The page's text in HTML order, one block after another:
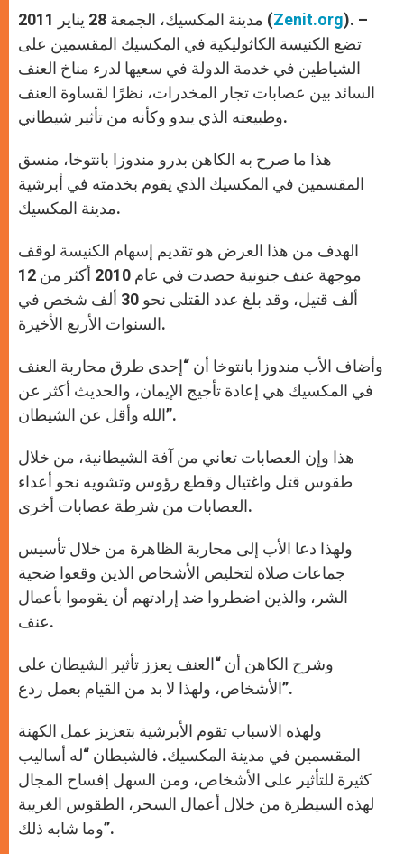
p
p
g
e
r
o
k
r مدينة المكسيك، الجمعة 28 يناير 2011 (Zenit.org). –
تضع الكنيسة الكاثوليكية في المكسيك المقسمين على
الشياطين في خدمة الدولة في سعيها لدرء مناخ العنف
السائد بين عصابات تجار المخدرات، نظرًا لقساوة العنف
وطبيعته الذي يبدو وكأنه من تأثير شيطاني.
هذا ما صرح به الكاهن بدرو مندوزا بانتوخا، منسق
المقسمين في المكسيك الذي يقوم بخدمته في أبرشية
مدينة المكسيك.
الهدف من هذا العرض هو تقديم إسهام الكنيسة لوقف
موجهة عنف جنونية حصدت في عام 2010 أكثر من 12
ألف قتيل، وقد بلغ عدد القتلى نحو 30 ألف شخص في
السنوات الأربع الأخيرة.
وأضاف الأب مندوزا بانتوخا أن “إحدى طرق محاربة العنف
في المكسيك هي إعادة تأجيج الإيمان، والحديث أكثر عن
الله وأقل عن الشيطان”.
هذا وإن العصابات تعاني من آفة الشيطانية، من خلال
طقوس قتل واغتيال وقطع رؤوس وتشويه نحو أعداء
العصابات من شرطة عصابات أخرى.
ولهذا دعا الأب إلى محاربة الظاهرة من خلال تأسيس
جماعات صلاة لتخليص الأشخاص الذين وقعوا ضحية
الشر، والذين اضطروا ضد إرادتهم أن يقوموا بأعمال
عنف.
وشرح الكاهن أن “العنف يعزز تأثير الشيطان على
الأشخاص، ولهذا لا بد من القيام بعمل ردع”.
ولهذه الاسباب تقوم الأبرشية بتعزيز عمل الكهنة
المقسمين في مدينة المكسيك. فالشيطان “له أساليب
كثيرة للتأثير على الأشخاص، ومن السهل إفساح المجال
لهذه السيطرة من خلال أعمال السحر، الطقوس الغريبة
وما شابه ذلك”.